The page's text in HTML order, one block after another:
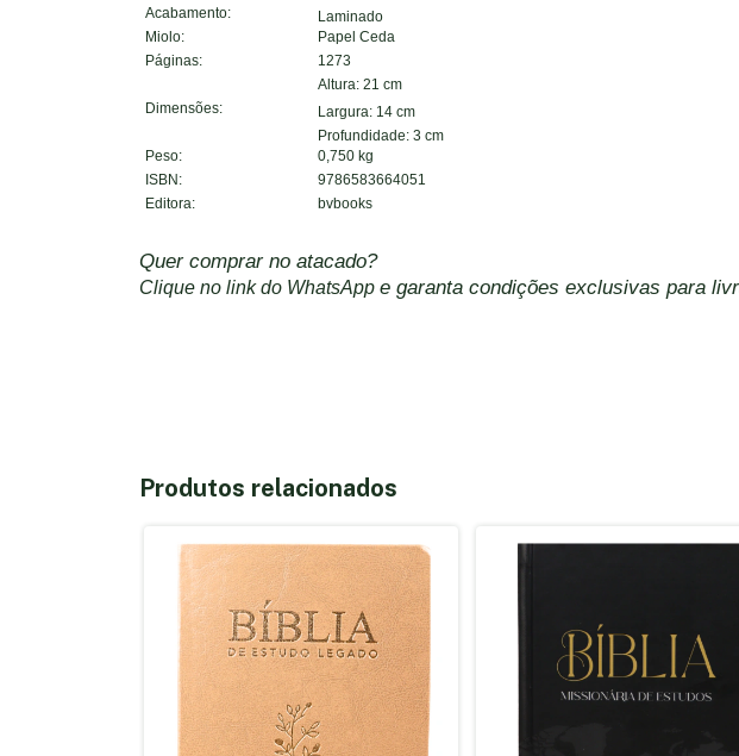
Acabamento:
Laminado
Miolo:
Papel Ceda
Páginas:
1273
Dimensões:
Altura: 21 cm
Largura: 14 cm
Profundidade: 3 cm
Peso:
0,750 kg
ISBN:
9786583664051
Editora:
bvbooks
Quer comprar no atacado?
Clique no link do WhatsApp e garanta condições exclusivas para
Produtos relacionados